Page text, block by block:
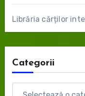
Librăria cărților
Categorii